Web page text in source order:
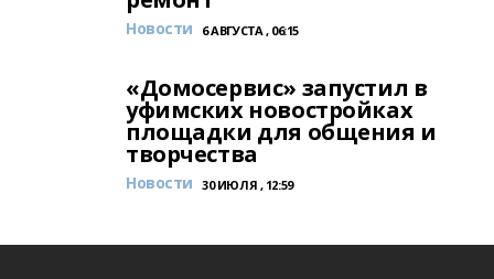
Новости 6 АВГУСТА , 06:15
«Домосервис» запустил в
уфимских новостройках
площадки для общения и
творчества
Новости 30 ИЮЛЯ , 12:59